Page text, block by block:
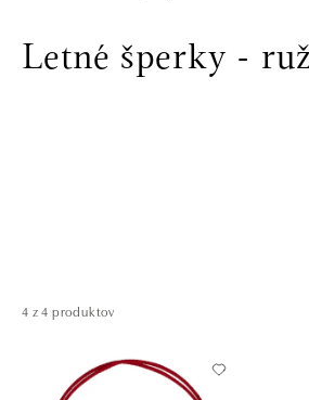
Letné šperky -
4 z 4 produktov